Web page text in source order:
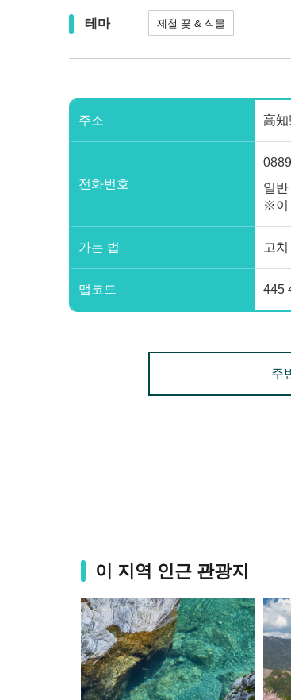
테마 제철 꽃 & 식물
주소 高知
전화번호
일
※이
가는 법 고
맵코드 445
주
이 지역 인근 관광지